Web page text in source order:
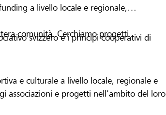
a livello locale e regionale,
comunità. Cerchiamo progetti
svizzero e i principi cooperativi di
e culturale a livello locale, regionale e
associazioni e progetti nell'ambito del loro